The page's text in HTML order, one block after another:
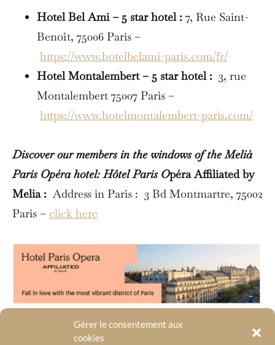
Gérer le consentement aux
cookies
Hotel Bel Ami – 5 star hotel : 7, Rue Saint-
Benoît, 75006 Paris –
https://www.hotelbelami-paris.com/fr/
Hotel Montalembert – 5 star hotel : 3, rue
Montalembert 75007 Paris –
https://www.hotelmontalembert-paris.com/
Discover our members in the windows of the Melià
Paris Opéra hotel: Hôtel Paris Opéra Affiliated by
Melia :Address in Paris : 3 Bd Montmartre, 75002
Paris – click here